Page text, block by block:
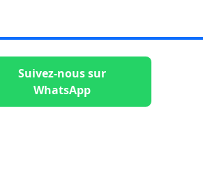
Suivez-nous sur
WhatsApp